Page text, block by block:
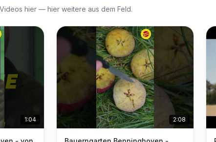
hier — hier weitere aus dem Feld.
1:04 2:08